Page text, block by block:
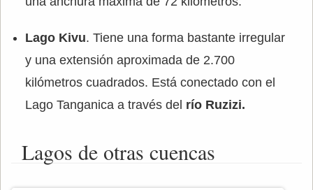
Lago Kivu. Tiene una forma bastante irregular
y una extensión aproximada de 2.700
kilómetros cuadrados. Está conectado con el
Lago Tanganica a través del río Ruzizi.
Lagos de otras cuencas